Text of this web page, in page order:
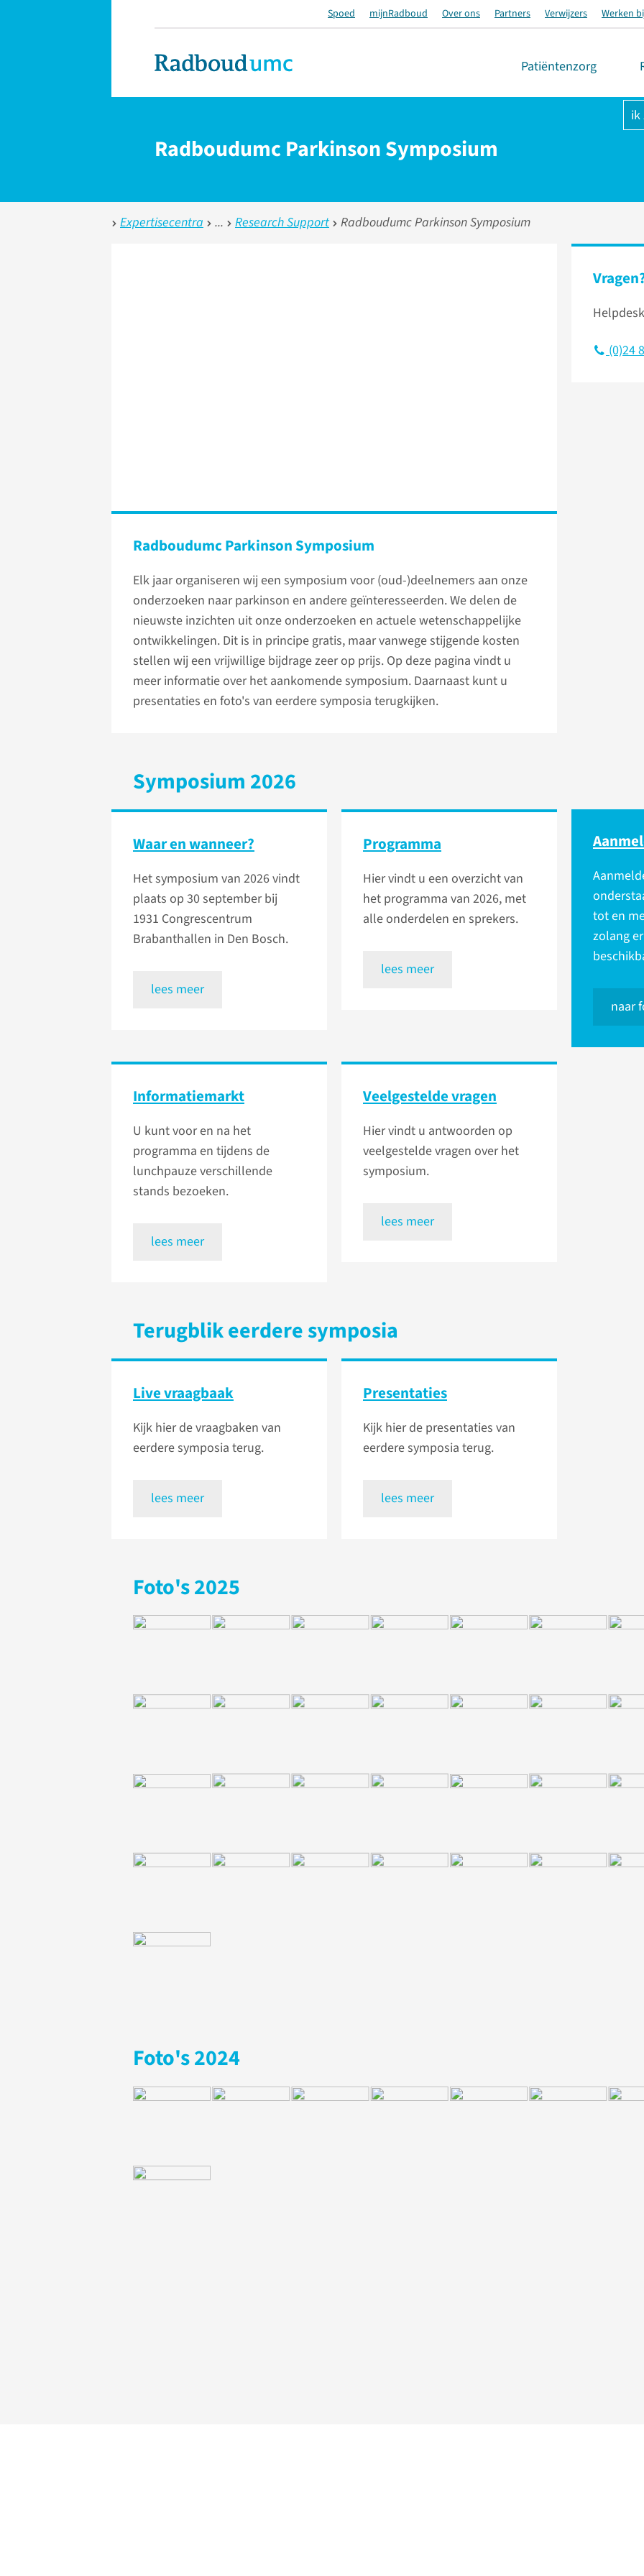
Spoed mijnRadboud Over ons Partners Verwijzers Werken
Patiëntenzorg
ik
Radboudumc Parkinson Symposium
Expertisecentra Research Support Radboudumc Parkinson Symposium
Radboudumc Parkinson Symposium
Elk jaar organiseren wij een symposium voor (oud-)deelnemers aan onze
onderzoeken naar parkinson en andere geïnteresseerden. We delen de
nieuwste inzichten uit onze onderzoeken en actuele wetenschappelijke
ontwikkelingen. Dit is in principe gratis, maar vanwege stijgende kosten
stellen wij een vrijwillige bijdrage zeer op prijs. Op deze pagina vindt u
meer informatie over het aankomende symposium. Daarnaast kunt u
presentaties en foto's van eerdere symposia terugkijken.
(0)24
Symposium 2026
Waar en wanneer?
Het symposium van 2026 vindt
plaats op 30 september bij
1931 Congrescentrum
Brabanthallen in Den Bosch.
lees meer
Programma
Hier vindt u een overzicht van
het programma van 2026, met
alle onderdelen en sprekers.
lees meer
tot en
zolang
naar
Informatiemarkt
U kunt voor en na het
programma en tijdens de
lunchpauze verschillende
stands bezoeken.
lees meer
Veelgestelde vragen
Hier vindt u antwoorden op
veelgestelde vragen over het
symposium.
lees meer
Terugblik eerdere symposia
Live vraagbaak
Kijk hier de vraagbaken van
eerdere symposia terug.
lees meer
Presentaties
Kijk hier de presentaties van
eerdere symposia terug.
lees meer
Foto's 2025
Foto's 2024